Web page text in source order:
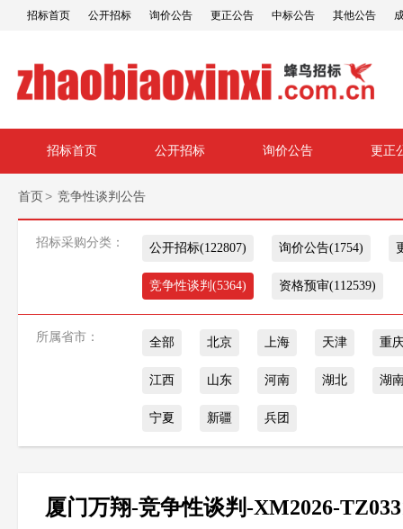
招标首页 公开招标 询价公告 更正公告 中标公告 其他公告
招标首页 公开招标 询价公告 更正
首页 > 竞争性谈判公告
招标采购分类： 公开招标(122807) 询价公告(1754)
竞争性谈判(5364) 资格预审(112539)
所属省市： 全部 北京 上海 天津 重
江西 山东 河南 湖北 湖
宁夏 新疆 兵团